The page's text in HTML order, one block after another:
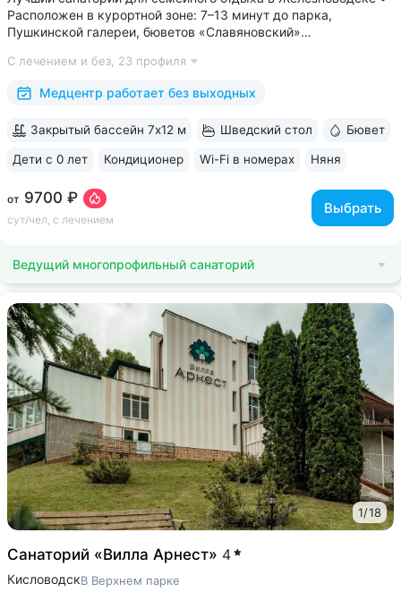
Расположен в курортной зоне: 7–13 минут до парка,
Пушкинской галереи, бюветов «Славяновский»
«Славяновская» • Все в одном здании: не нужно выходить
на улицу, чтобы получить лечение,...
С лечением и без, 23 профиля
Медцентр работает без выходных
от 9700 ₽
сут/чел, с лечением
Выбрать
Закрытый бассейн 7х12 м Шведский стол Бювет
Дети с 0 лет Кондиционер Wi-Fi в номерах Няня
ещё 6
Ведущий многопрофильный санаторий
1/18
Санаторий «Вилла Арнест» 4
КисловодскВ Верхнем парке